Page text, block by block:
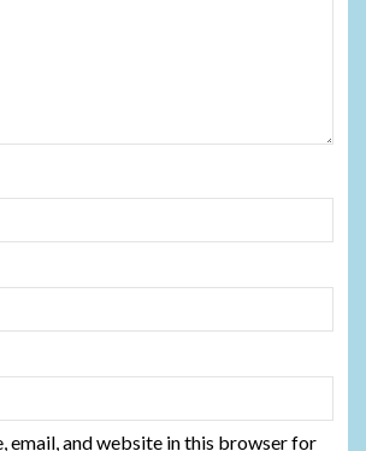
email, and website in this browser for